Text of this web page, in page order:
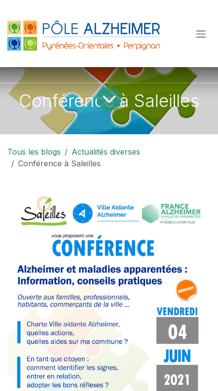
Conférence à Saleilles
Tous les blogs
Actualités diverses
Conférence à Saleilles